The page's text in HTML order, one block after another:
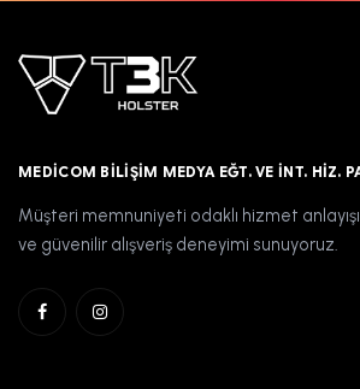
MEDICOM BILIŞIM MEDYA EĞT. VE İNT. HIZ.
Müşteri memnuniyeti odaklı hizmet
ve güvenilir alışveriş deneyimi sunuyoruz.